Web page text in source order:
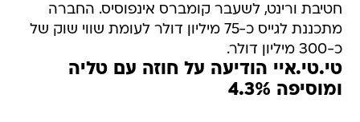
חטיבת ורינט, לשעבר קומברס אינפוסיס. החברה
מתכננת לגייס כ-75 מיליון דולר לעומת שווי שוק של
כ-300 מיליון דולר.
טי.טי.איי הודיעה על חוזה עם טליה
ומוסיפה 4.3%